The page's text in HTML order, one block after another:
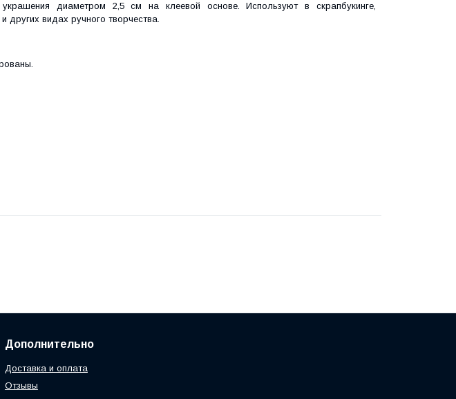
диаметром 2,5 см на клеевой основе. Используют в скрапбукинге,
других видах ручного творчества.
Дополнительно
Доставка и оплата
Отзывы